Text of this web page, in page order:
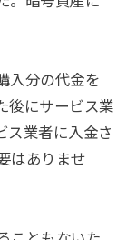
入分の代金を
後にサービス業
ス業者に入金さ
はありませ